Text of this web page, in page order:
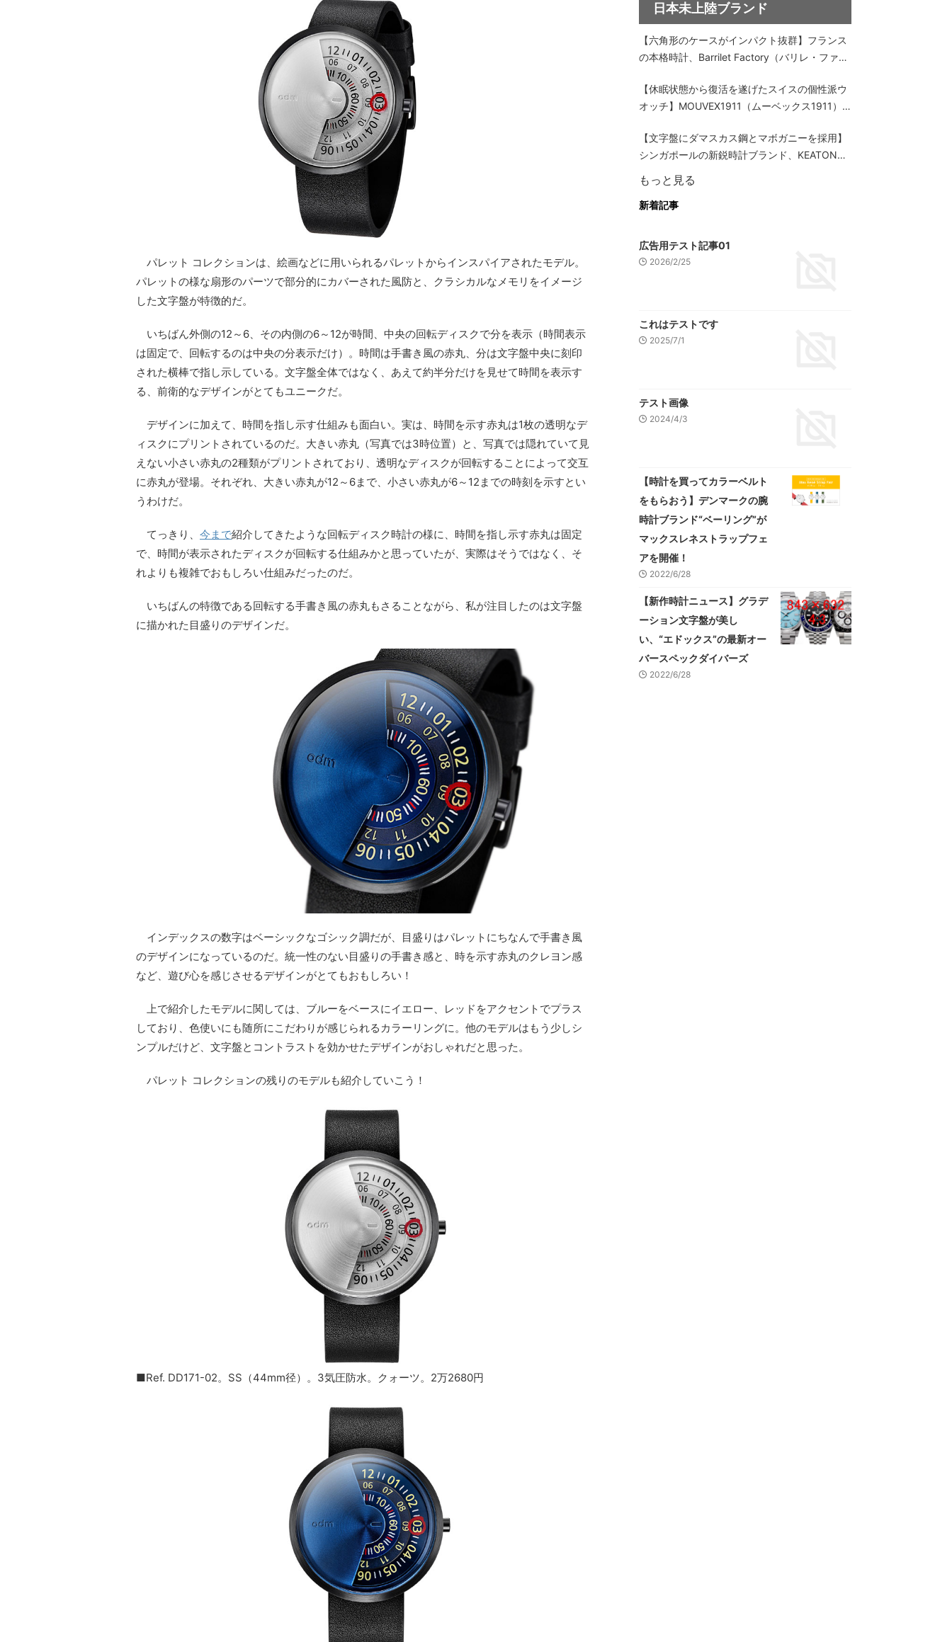
パレット コレクションは、絵画などに用いられるパレットからインスパイアされたモデル。
パレットの様な扇形のパーツで部分的にカバーされた風防と、クラシカルなメモリをイメージ
した文字盤が特徴的だ。
いちばん外側の12～6、その内側の6～12が時間、中央の回転ディスクで分を表示（時間表示
は固定で、回転するのは中央の分表示だけ）。時間は手書き風の赤丸、分は文字盤中央に刻印
された横棒で指し示している。文字盤全体ではなく、あえて約半分だけを見せて時間を表示す
る、前衛的なデザインがとてもユニークだ。
デザインに加えて、時間を指し示す仕組みも面白い。実は、時間を示す赤丸は1枚の透明なデ
ィスクにプリントされているのだ。大きい赤丸（写真では3時位置）と、写真では隠れていて見
えない小さい赤丸の2種類がプリントされており、透明なディスクが回転することによって交互
に赤丸が登場。それぞれ、大きい赤丸が12～6まで、小さい赤丸が6～12までの時刻を示すとい
うわけだ。
てっきり、 今まで紹介してきたような回転ディスク時計の様に、時間を指し示す赤丸は固定
で、時間が表示されたディスクが回転する仕組みかと思っていたが、実際はそうではなく、そ
れよりも複雑でおもしろい仕組みだったのだ。
いちばんの特徴である回転する手書き風の赤丸もさることながら、私が注目したのは文字盤
に描かれた目盛りのデザインだ。
インデックスの数字はベーシックなゴシック調だが、目盛りはパレットにちなんで手書き風
のデザインになっているのだ。統一性のない目盛りの手書き感と、時を示す赤丸のクレヨン感
など、遊び心を感じさせるデザインがとてもおもしろい！
上で紹介したモデルに関しては、ブルーをベースにイエロー、レッドをアクセントでプラス
しており、色使いにも随所にこだわりが感じられるカラーリングに。他のモデルはもう少しシ
ンプルだけど、文字盤とコントラストを効かせたデザインがおしゃれだと思った。
パレット コレクションの残りのモデルも紹介していこう！
■Ref. DD171-02。SS（44mm径）。3気圧防水。クォーツ。2万2680円
日本未上陸ブランド
【六角形のケースがインパクト抜群】フランス
の本格時計、Barrilet Factory（バリレ・ファク
【休眠状態から復活を遂げたスイスの個性派ウ
オッチ】MOUVEX1911（ムーベックス1911）
【文字盤にダマスカス鋼とマボガニーを採用】
シンガポールの新鋭時計ブランド、KEATON
もっと見る
新着記事
広告用テスト記事01
2026/2/25
これはテストです
2025/7/1
テスト画像
2024/4/3
【時計を買ってカラーベルト
をもらおう】デンマークの腕
時計ブランド“ベーリング”が
マックスレネストラップフェ
アを開催！
2022/6/28
【新作時計ニュース】グラデ
ーション文字盤が美し
い、“エドックス”の最新オー
バースペックダイバーズ
2022/6/28